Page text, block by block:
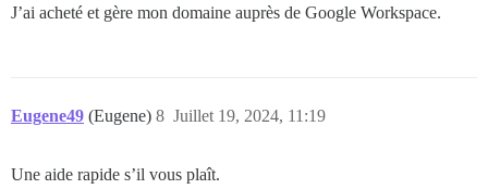
J’ai acheté et gère mon domaine auprès de Google Workspace.
Eugene49 (Eugene) Juillet 19, 2024, 11:19
8
Une aide rapide s’il vous plaît.